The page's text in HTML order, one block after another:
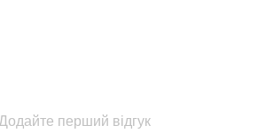
Додайте перший відгук